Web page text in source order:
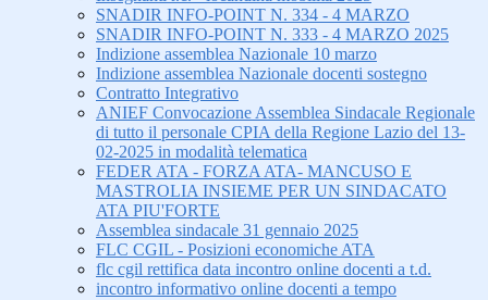
SNADIR INFO-POINT N. 334 - 4 MARZO
SNADIR INFO-POINT N. 333 - 4 MARZO 2025
Indizione assemblea Nazionale 10 marzo
Indizione assemblea Nazionale docenti sostegno
Contratto Integrativo
ANIEF Convocazione Assemblea Sindacale Regionale
di tutto il personale CPIA della Regione Lazio del 13-
02-2025 in modalità telematica
FEDER ATA - FORZA ATA- MANCUSO E
MASTROLIA INSIEME PER UN SINDACATO
ATA PIU'FORTE
Assemblea sindacale 31 gennaio 2025
FLC CGIL - Posizioni economiche ATA
flc cgil rettifica data incontro online docenti a t.d.
incontro informativo online docenti a tempo